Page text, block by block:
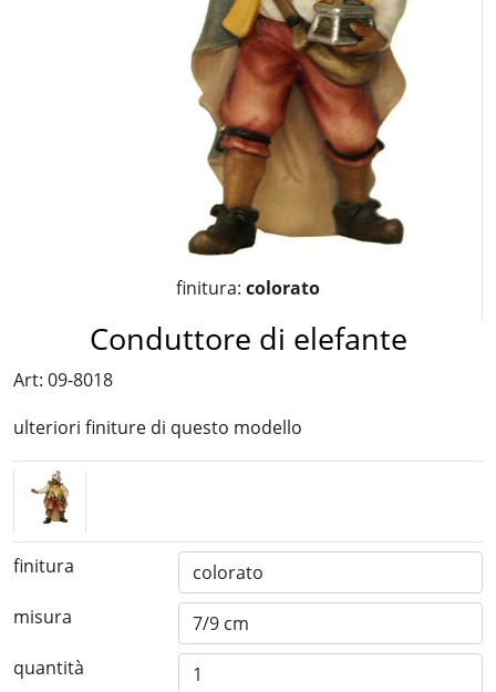
finitura: colorato
Conduttore di elefante
Art: 09-8018
ulteriori finiture di questo modello
finitura
misura
quantità